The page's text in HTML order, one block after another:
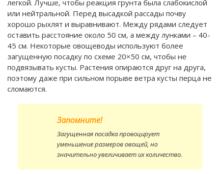
легкой. Лучше, чтобы реакция грунта была слабокислой
или нейтральной. Перед высадкой рассады почву
хорошо рыхлят и выравнивают. Между рядами следует
оставить расстояние около 50 см, а между лунками – 40-
45 см. Некоторые овощеводы используют более
загущенную посадку по схеме 20×50 см, чтобы не
подвязывать кусты. Растения опираются друг на друга,
поэтому даже при сильном порыве ветра кусты перца не
сломаются.
Запомните!
Загущенная посадка провоцирует
уменьшение размеров овощей, но
значительно увеличивает их количество.